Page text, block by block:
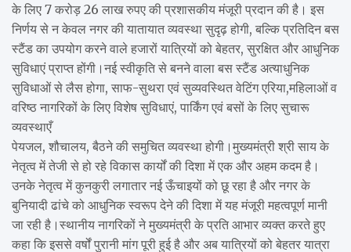
के लिए 7 करोड़ 26 लाख रुपए की प्रशासकीय मंजूरी प्रदान की है। इस
निर्णय से न केवल नगर की यातायात व्यवस्था सुदृढ़ होगी, बल्कि प्रतिदिन बस
स्टैंड का उपयोग करने वाले हजारों यात्रियों को बेहतर, सुरक्षित और आधुनिक
सुविधाएं प्राप्त होंगी।नई स्वीकृति से बनने वाला बस स्टैंड अत्याधुनिक
सुविधाओं से लैस होगा, साफ-सुथरा एवं सुव्यवस्थित वेटिंग एरिया,महिलाओं व
वरिष्ठ नागरिकों के लिए विशेष सुविधाएं, पार्किंग एवं बसों के लिए सुचारू
व्यवस्थाएँ
पेयजल, शौचालय, बैठने की समुचित व्यवस्था होगी।मुख्यमंत्री श्री साय के
नेतृत्व में तेजी से हो रहे विकास कार्यों की दिशा में एक और अहम कदम है।
उनके नेतृत्व में कुनकुरी लगातार नई ऊँचाइयों को छू रहा है और नगर के
बुनियादी ढांचे को आधुनिक स्वरूप देने की दिशा में यह मंजूरी महत्वपूर्ण मानी
जा रही है।स्थानीय नागरिकों ने मुख्यमंत्री के प्रति आभार व्यक्त करते हुए
कहा कि इससे वर्षों पुरानी मांग पूरी हुई है और अब यात्रियों को बेहतर यात्रा